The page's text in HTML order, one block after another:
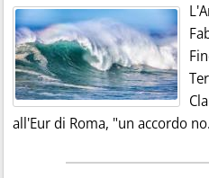
all'Eur di Roma, "un accordo